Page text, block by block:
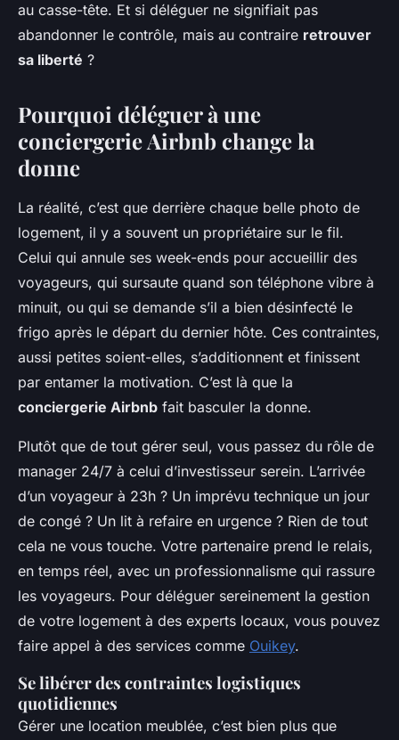
au casse-tête. Et si déléguer ne signifiait pas
abandonner le contrôle, mais au contraire retrouver
sa liberté ?
Pourquoi déléguer à une
conciergerie Airbnb change la
donne
La réalité, c’est que derrière chaque belle photo de
logement, il y a souvent un propriétaire sur le fil.
Celui qui annule ses week-ends pour accueillir des
voyageurs, qui sursaute quand son téléphone vibre à
minuit, ou qui se demande s’il a bien désinfecté le
frigo après le départ du dernier hôte. Ces contraintes,
aussi petites soient-elles, s’additionnent et finissent
par entamer la motivation. C’est là que la
conciergerie Airbnb fait basculer la donne.
Plutôt que de tout gérer seul, vous passez du rôle de
manager 24/7 à celui d’investisseur serein. L’arrivée
d’un voyageur à 23h ? Un imprévu technique un jour
de congé ? Un lit à refaire en urgence ? Rien de tout
cela ne vous touche. Votre partenaire prend le relais,
en temps réel, avec un professionnalisme qui rassure
les voyageurs. Pour déléguer sereinement la gestion
de votre logement à des experts locaux, vous pouvez
faire appel à des services comme Ouikey.
Se libérer des contraintes logistiques
quotidiennes
Gérer une location meublée, c’est bien plus que